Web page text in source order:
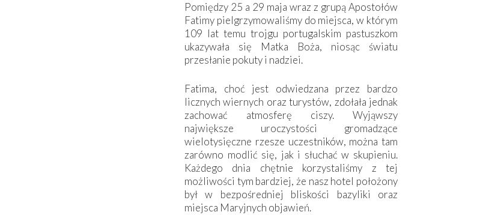
Pomiędzy 25 a 29 maja wraz z grupą Apostołów
Fatimy pielgrzymowaliśmy do miejsca, w którym
109 lat temu trojgu portugalskim pastuszkom
ukazywała się Matka Boża, niosąc światu
przesłanie pokuty i nadziei.
Fatima, choć jest odwiedzana przez bardzo
licznych wiernych oraz turystów, zdołała jednak
zachować atmosferę ciszy. Wyjąwszy
największe uroczystości gromadzące
wielotysięczne rzesze uczestników, można tam
zarówno modlić się, jak i słuchać w skupieniu.
Każdego dnia chętnie korzystaliśmy z tej
możliwości tym bardziej, że nasz hotel położony
był w bezpośredniej bliskości bazyliki oraz
miejsca Maryjnych objawień.